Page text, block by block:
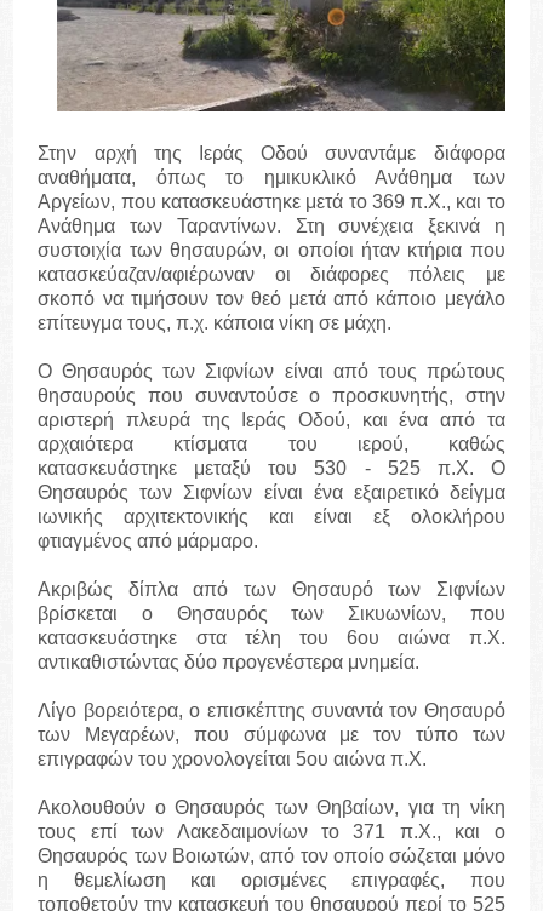
Στην αρχή της Ιεράς Οδού συναντάμε διάφορα
αναθήματα, όπως το ημικυκλικό Ανάθημα των
Αργείων, που κατασκευάστηκε μετά το 369 π.Χ., και το
Ανάθημα των Ταραντίνων. Στη συνέχεια ξεκινά η
συστοιχία των θησαυρών, οι οποίοι ήταν κτήρια που
κατασκεύαζαν/αφιέρωναν οι διάφορες πόλεις με
σκοπό να τιμήσουν τον θεό μετά από κάποιο μεγάλο
επίτευγμα τους, π.χ. κάποια νίκη σε μάχη.
Ο Θησαυρός των Σιφνίων είναι από τους πρώτους
θησαυρούς που συναντούσε ο προσκυνητής, στην
αριστερή πλευρά της Ιεράς Οδού, και ένα από τα
αρχαιότερα κτίσματα του ιερού, καθώς
κατασκευάστηκε μεταξύ του 530 - 525 π.Χ. Ο
Θησαυρός των Σιφνίων είναι ένα εξαιρετικό δείγμα
ιωνικής αρχιτεκτονικής και είναι εξ ολοκλήρου
φτιαγμένος από μάρμαρο.
Ακριβώς δίπλα από των Θησαυρό των Σιφνίων
βρίσκεται ο Θησαυρός των Σικυωνίων, που
κατασκευάστηκε στα τέλη του 6ου αιώνα π.Χ.
αντικαθιστώντας δύο προγενέστερα μνημεία.
Λίγο βορειότερα, ο επισκέπτης συναντά τον Θησαυρό
των Μεγαρέων, που σύμφωνα με τον τύπο των
επιγραφών του χρονολογείται 5ου αιώνα π.Χ.
Ακολουθούν ο Θησαυρός των Θηβαίων, για τη νίκη
τους επί των Λακεδαιμονίων το 371 π.Χ., και ο
Θησαυρός των Βοιωτών, από τον οποίο σώζεται μόνο
η θεμελίωση και ορισμένες επιγραφές, που
τοποθετούν την κατασκευή του θησαυρού περί το 525